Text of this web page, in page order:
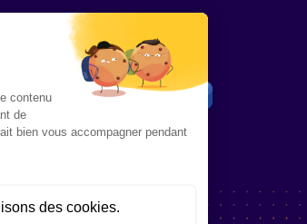
contenu
de
bien vous accompagner pendant
des cookies.